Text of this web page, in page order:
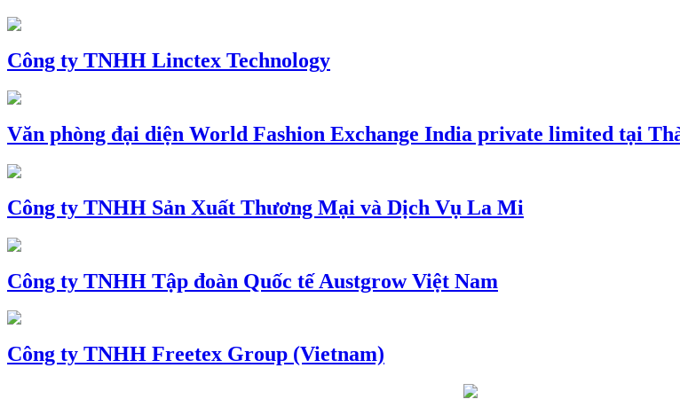
Công ty TNHH Linctex Technology
Văn phòng đại diện World Fashion Exchange India private limited tại
Công ty TNHH Sản Xuất Thương Mại và Dịch Vụ La Mi
Công ty TNHH Tập đoàn Quốc tế Austgrow Việt Nam
Công ty TNHH Freetex Group (Vietnam)